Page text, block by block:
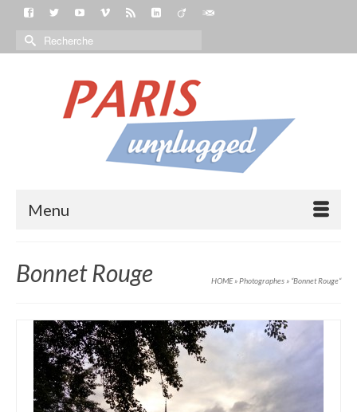
Menu
Bonnet Rouge HOME»Photographes » “Bonnet Rouge“